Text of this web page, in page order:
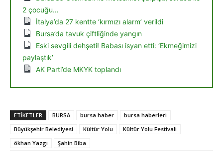
2 çocuğu…
İtalya’da 27 kentte ‘kırmızı alarm’ verildi
Bursa’da tavuk çiftliğinde yangın
Eski sevgili dehşeti! Babası isyan etti: ‘Ekmeğimizi
paylaştık’
AK Parti’de MKYK toplandı
ETIKETLER BURSA bursa haber
bursa haberleri
Büyükşehir Belediyesi
Kültür Yolu
Kültür Yolu Festivali
ökhan Yazgı
Şahin Biba